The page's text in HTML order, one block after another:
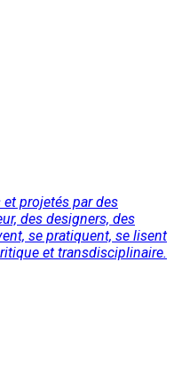
projetés par des
des designers, des
se pratiquent, se lisent
et transdisciplinaire.